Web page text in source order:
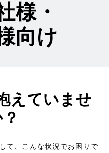
様・
向け
えていませ
て、こんな状況でお困りで